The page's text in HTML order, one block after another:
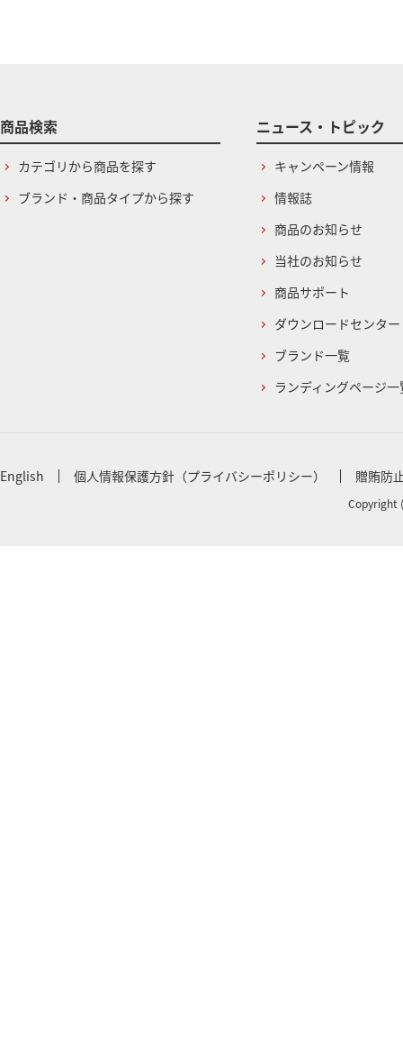
商品検索
カテゴリから商品を探す
ブランド・商品タイプから探す
ニュース・トピック
キャンペーン情報
情報誌
商品のお知らせ
当社のお知らせ
商品サポート
ダウンロードセンター
ブランド一覧
ランディングページ一
English 個人情報保護方針（プライバシーポリシー） 贈賄防
Copyright